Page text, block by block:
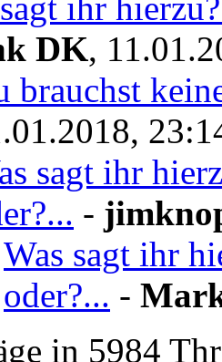
DK,
brauchst
sagt ihr
-
Was sagt ihr
oder?... -
in 5984